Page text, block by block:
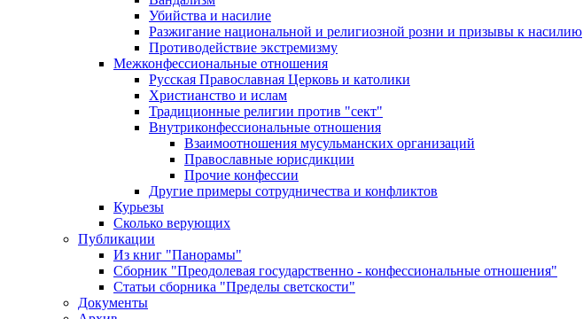
Убийства и насилие
Разжигание национальной и религиозной розни и призывы к насилию
Противодействие экстремизму
Межконфессиональные отношения
Русская Православная Церковь и католики
Христианство и ислам
Традиционные религии против "сект"
Внутриконфессиональные отношения
Взаимоотношения мусульманских организаций
Православные юрисдикции
Прочие конфессии
Другие примеры сотрудничества и конфликтов
Курьезы
Сколько верующих
Публикации
Из книг "Панорамы"
Сборник "Преодолевая государственно - конфессиональные отношения"
Статьи сборника "Пределы светскости"
Документы